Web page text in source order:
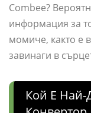
Combee?
информация за
момиче, както е
завинаги в
Кой Е Най-